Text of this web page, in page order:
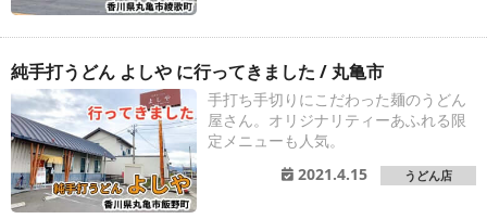
純手打うどん よしや に行ってきました / 丸亀市
手打ち手切りにこだわった麺のうどん
屋さん。オリジナリティーあふれる限
定メニューも人気。
2021.4.15
うどん店